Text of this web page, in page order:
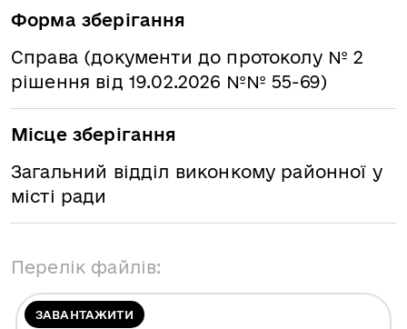
Форма зберігання
Справа (документи до протоколу № 2
рішення від 19.02.2026 №№ 55-69)
Місце зберігання
Загальний відділ виконкому районної у
місті ради
Перелік файлів:
ЗАВАНТАЖИТИ